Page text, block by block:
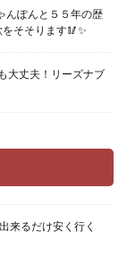
んぽんと５５年の歴
そそります🥢✨
大丈夫！リーズナブ
来るだけ安く行く